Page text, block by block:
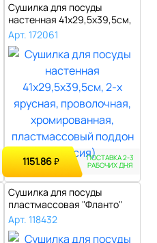
Сушилка для посуды
настенная 41x29,5x39,5см,
2-х ярусна..
Арт. 172061
1151.86₽ ПОСТАВКА 2-3
РАБОЧИХ ДНЯ
Сушилка для посуды
пластмассовая "Фланто"
50,8х33,8х10,..
Арт. 118432